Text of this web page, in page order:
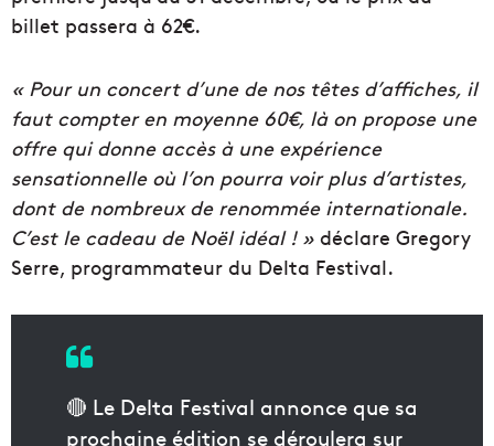
billet passera à 62€.
« Pour un concert d’une de nos têtes d’affiches, il
faut compter en moyenne 60€, là on propose une
offre qui donne accès à une expérience
sensationnelle où l’on pourra voir plus d’artistes,
dont de nombreux de renommée internationale.
C’est le cadeau de Noël idéal ! » déclare Gregory
Serre, programmateur du Delta Festival.
🔴 Le Delta Festival annonce que sa
prochaine édition se déroulera sur